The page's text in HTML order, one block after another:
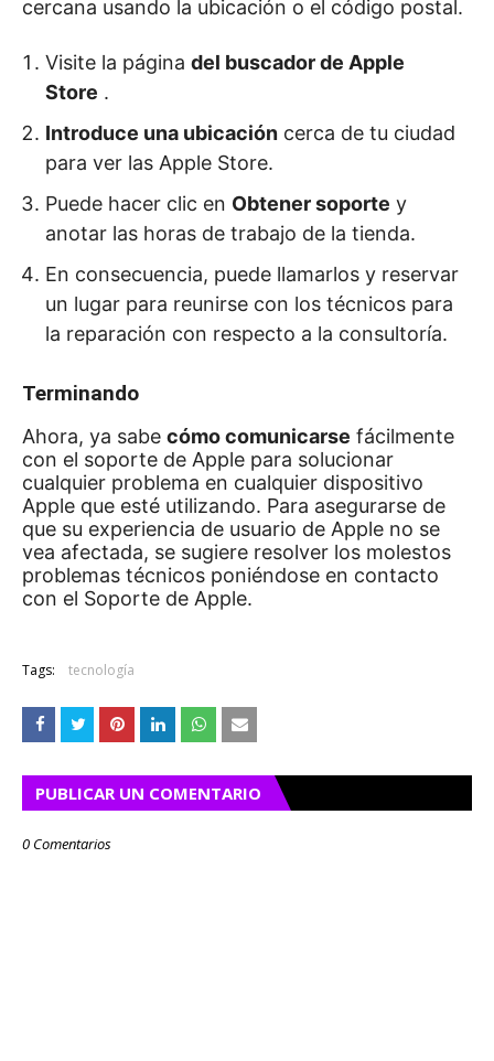
cercana usando la ubicación o el código postal.
Visite la página del buscador de Apple
Store .
Introduce una ubicación cerca de tu ciudad
para ver las Apple Store.
Puede hacer clic en Obtener soporte y
anotar las horas de trabajo de la tienda.
En consecuencia, puede llamarlos y reservar
un lugar para reunirse con los técnicos para
la reparación con respecto a la consultoría.
Terminando
Ahora, ya sabe cómo comunicarse fácilmente
con el soporte de Apple para solucionar
cualquier problema en cualquier dispositivo
Apple que esté utilizando. Para asegurarse de
que su experiencia de usuario de Apple no se
vea afectada, se sugiere resolver los molestos
problemas técnicos poniéndose en contacto
con el Soporte de Apple.
Tags: tecnología
PUBLICAR UN COMENTARIO
0 Comentarios